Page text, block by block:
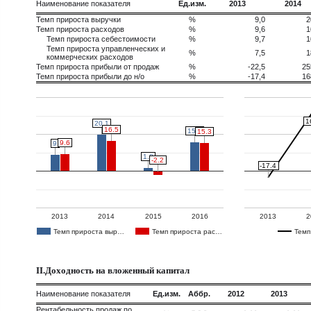
Наименование показателя Ед.изм. 2013 2014
Темп прироста выручки
% 9,0
Темп прироста расходов
% 9,6
Темп прироста себестоимости
% 9,7
Темп прироста управленческих и
коммерческих расходов
% 7,5
Темп прироста прибыли от продаж
% -22,5
Темп прироста прибыли до н/о
% -17,4
Темп прироста выр… Темп прироста рас…
2013 2014 2015 2016
9
9
20.1
20.1
1.8
1.8
15.9
15.9
9.6
9.6
16.5
16.5
-2.2
-2.2
15.3
15.3
2013
-17.4
-17.4
II.Доходность на вложенный капитал
Наименование показателя Ед.изм. Аббр. 2012 2013